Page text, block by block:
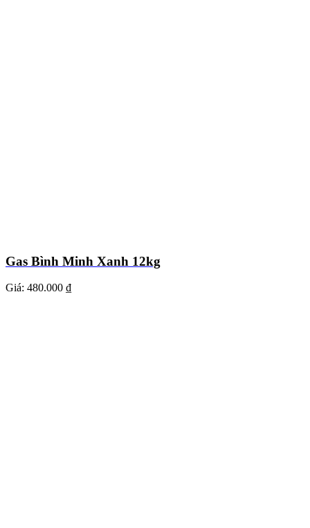
Gas Bình Minh Xanh 12kg
Giá: 480.000 ₫